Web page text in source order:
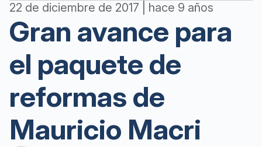
22 de diciembre de 2017 | hace 9 años
Gran avance para
el paquete de
reformas de
Mauricio Macri